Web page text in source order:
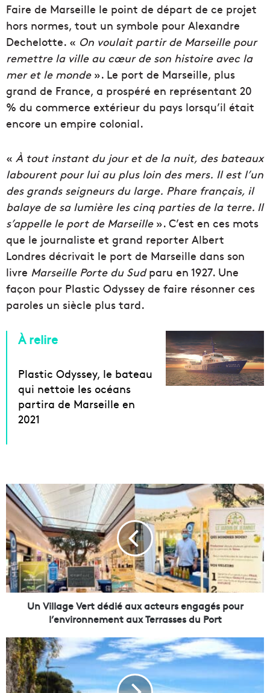
Faire de Marseille le point de départ de ce projet
hors normes, tout un symbole pour Alexandre
Dechelotte. « On voulait partir de Marseille pour
remettre la ville au cœur de son histoire avec la
mer et le monde». Le port de Marseille, plus
grand de France, a prospéré en représentant 20
% du commerce extérieur du pays lorsqu’il était
encore un empire colonial.
« À tout instant du jour et de la nuit, des bateaux
labourent pour lui au plus loin des mers. Il est l’un
des grands seigneurs du large. Phare français, il
balaye de sa lumière les cinq parties de la terre. Il
s’appelle le port de Marseille». C’est en ces mots
que le journaliste et grand reporter Albert
Londres décrivait le port de Marseille dans son
livre Marseille Porte du Sudparu en 1927. Une
façon pour Plastic Odyssey de faire résonner ces
paroles un siècle plus tard.
À relire
Plastic Odyssey, le bateau
qui nettoie les océans
partira de Marseille en
2021
U
n
i
l
l
a
g
e
t
d
é
d
Un Village Vert dédié aux acteurs engagés pour
l’environnement aux Terrasses du Port
L
a
V
o